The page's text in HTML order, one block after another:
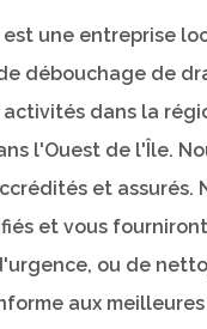
est une entreprise
débouchage de
activités dans la
l'Ouest de l'Île.
et assurés.
et vous
ou de
aux